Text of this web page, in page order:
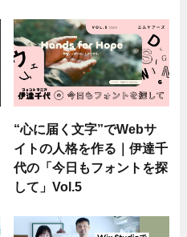
“心に届く文字”でWebサ
イトの人格を作る｜伊達千
代の「今日もフォントを探
して」Vol.5